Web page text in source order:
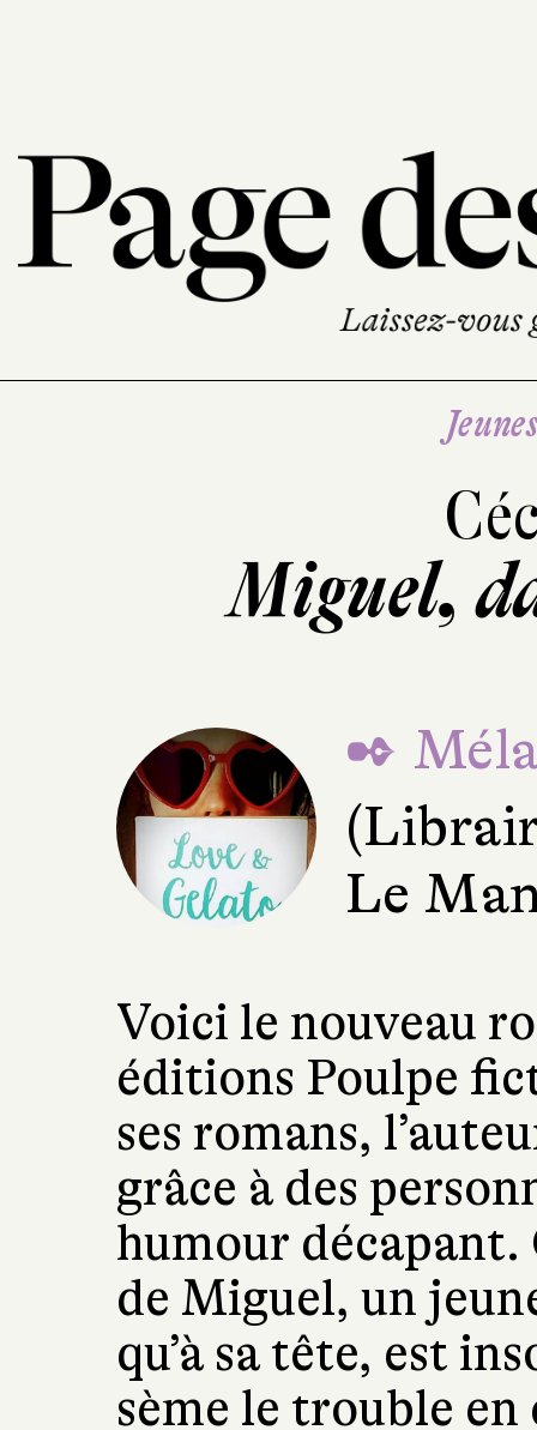
Miguel,
✒
Le
Voici le nouveau
éditions Poulpe
ses romans,
grâce à des
humour
de Miguel, un
qu’à sa tête, est
sème le trouble